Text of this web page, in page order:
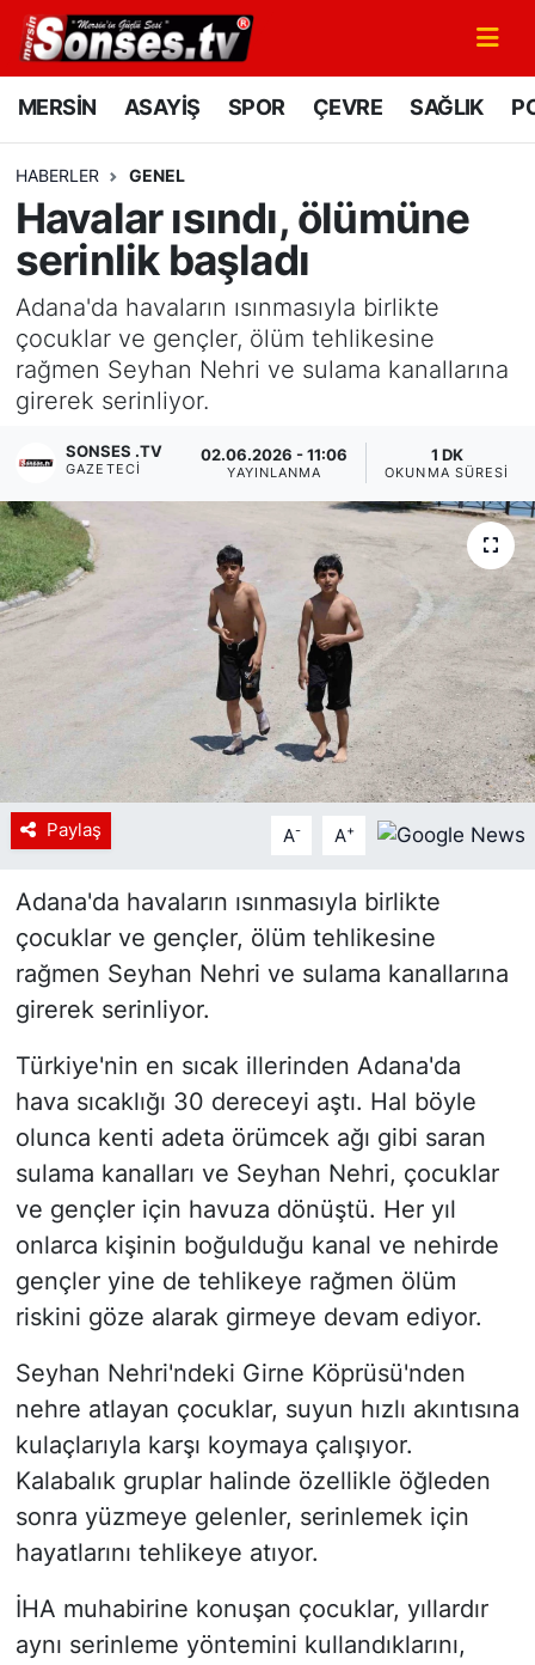
MERSİN ASAYİŞ SPOR ÇEVRE SAĞLIK
HABERLER GENEL
Havalar ısındı, ölümüne
serinlik başladı
Adana'da havaların ısınmasıyla birlikte
çocuklar ve gençler, ölüm tehlikesine
rağmen Seyhan Nehri ve sulama kanallarına
girerek serinliyor.
SONSES .TV
GAZETECI
02.06.2026 - 11:06
YAYINLANMA
1 DK
OKUNMA SÜRESI
Paylaş A- A+
Adana'da havaların ısınmasıyla birlikte
çocuklar ve gençler, ölüm tehlikesine
rağmen Seyhan Nehri ve sulama kanallarına
girerek serinliyor.
Türkiye'nin en sıcak illerinden Adana'da
hava sıcaklığı 30 dereceyi aştı. Hal böyle
olunca kenti adeta örümcek ağı gibi saran
sulama kanalları ve Seyhan Nehri, çocuklar
ve gençler için havuza dönüştü. Her yıl
onlarca kişinin boğulduğu kanal ve nehirde
gençler yine de tehlikeye rağmen ölüm
riskini göze alarak girmeye devam ediyor.
Seyhan Nehri'ndeki Girne Köprüsü'nden
nehre atlayan çocuklar, suyun hızlı akıntısına
kulaçlarıyla karşı koymaya çalışıyor.
Kalabalık gruplar halinde özellikle öğleden
sonra yüzmeye gelenler, serinlemek için
hayatlarını tehlikeye atıyor.
İHA muhabirine konuşan çocuklar, yıllardır
aynı serinleme yöntemini kullandıklarını,
MERSİN
SPOR
GÜNÜN MANŞETİ
DÜNYA
KÜLTÜR - SANAT
MAGAZİN
SAĞLIK
Siyaset
Haberde insan
Tanıtım
Mersin Nöbetçi Eczaneler
Mersin Namaz Vakitleri
Mersin Trafik Yoğunluk Haritası
Süper Lig Puan Durumu ve Fikstür
Tüm Manşetler
Son Dakika Haberleri
Haber Arşivi